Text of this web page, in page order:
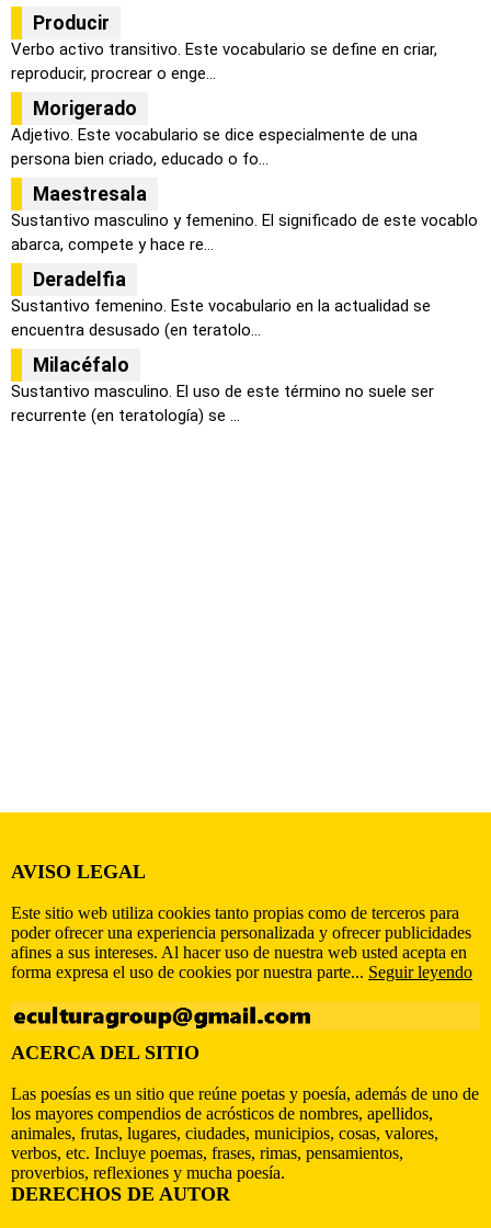
Producir
Verbo activo transitivo. Este vocabulario se define en criar,
reproducir, procrear o enge...
Morigerado
Adjetivo. Este vocabulario se dice especialmente de una
persona bien criado, educado o fo...
Maestresala
Sustantivo masculino y femenino. El significado de este vocablo
abarca, compete y hace re...
Deradelfia
Sustantivo femenino. Este vocabulario en la actualidad se
encuentra desusado (en teratolo...
Milacéfalo
Sustantivo masculino. El uso de este término no suele ser
recurrente (en teratología) se ...
AVISO LEGAL
Este sitio web utiliza cookies tanto propias como de terceros para
poder ofrecer una experiencia personalizada y ofrecer publicidades
afines a sus intereses. Al hacer uso de nuestra web usted acepta en
forma expresa el uso de cookies por nuestra parte... Seguir leyendo
ACERCA DEL SITIO
Las poesías es un sitio que reúne poetas y poesía, además de uno de
los mayores compendios de acrósticos de nombres, apellidos,
animales, frutas, lugares, ciudades, municipios, cosas, valores,
verbos, etc. Incluye poemas, frases, rimas, pensamientos,
proverbios, reflexiones y mucha poesía.
DERECHOS DE AUTOR